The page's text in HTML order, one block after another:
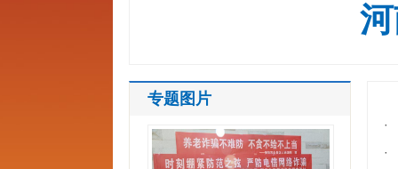
专题图片
·
·